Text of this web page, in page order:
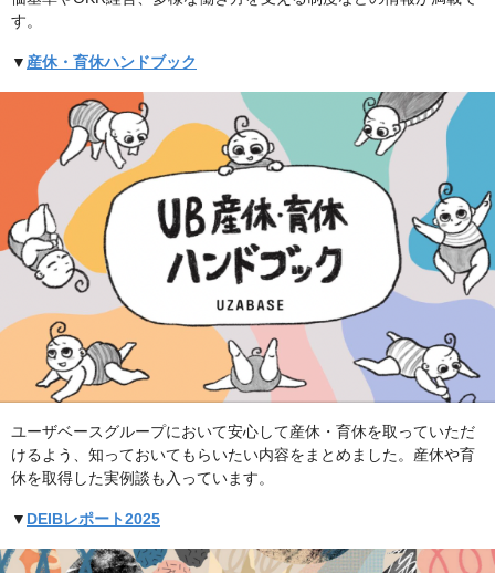
す。
▼ 産休・育休ハンドブック
ユーザベースグループにおいて安心して産休・育休を取っていただ
けるよう、知っておいてもらいたい内容をまとめました。産休や育
休を取得した実例談も入っています。
▼ DEIBレポート2025